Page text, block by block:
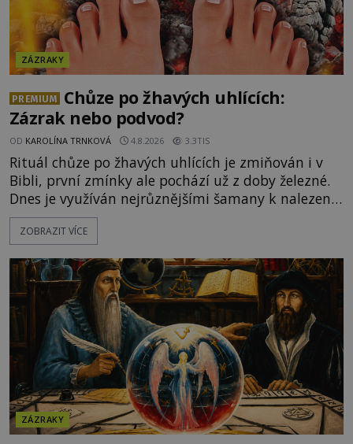
ZÁZRAKY
PREMIUM
Chůze po žhavých uhlících:
Zázrak nebo podvod?
OD KAROLÍNA TRNKOVÁ 4.8.2026 3.3TIS
Rituál chůze po žhavých uhlících je zmiňován i v
Bibli, první zmínky ale pochází už z doby železné.
Dnes je využíván nejrůznějšími šamany k nalezení
spirituální síly či vnitřního klidu. Jak funguje a proč
si při něm člověk nepopálí nohy, což bylo
nadpřirozeného? Histori
ZOBRAZIT VÍCE
ZÁZRAKY